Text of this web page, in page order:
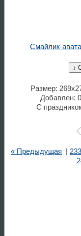
Смайлик-
↓
Размер:
Добавлен:
С
« Предыдущая 233